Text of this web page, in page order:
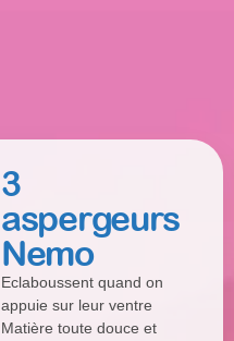
3
aspergeurs
Nemo
Eclaboussent quand on
appuie sur leur ventre
Matière toute douce et